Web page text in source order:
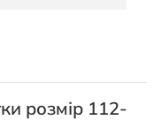
розмір 112-